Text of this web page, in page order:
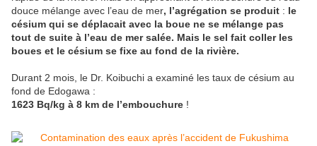
douce mélange avec l’eau de mer, l’agrégation se produit : le
césium qui se déplacait avec la boue ne se mélange pas
tout de suite à l’eau de mer salée. Mais le sel fait coller les
boues et le césium se fixe au fond de la rivière.
Durant 2 mois, le Dr. Koibuchi a examiné les taux de césium au
fond de Edogawa :
1623 Bq/kg à 8 km de l’embouchure !